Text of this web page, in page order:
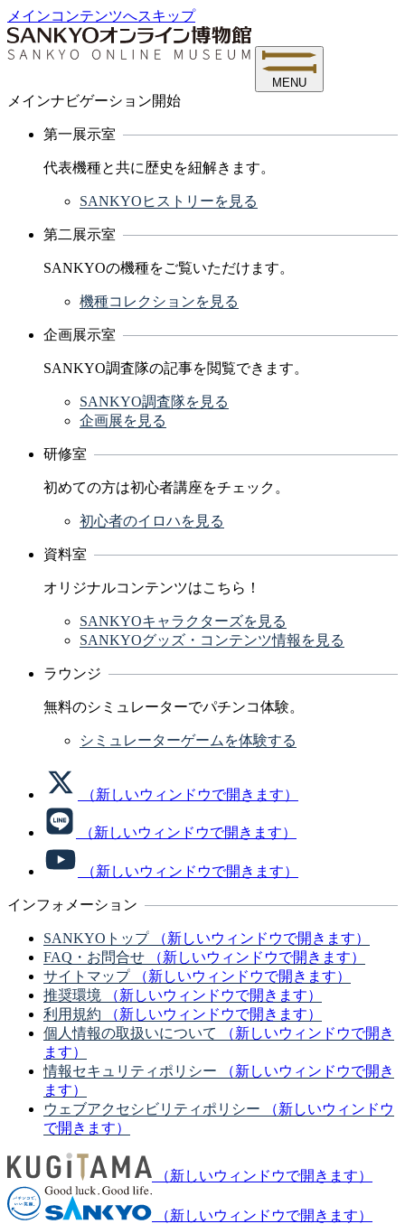
メインコンテンツへスキップ
MENU
メインナビゲーション開始
第一展示室
代表機種と共に歴史を紐解きます。
SANKYOヒストリーを見る
第二展示室
SANKYOの機種をご覧いただけます。
機種コレクションを見る
企画展示室
SANKYO調査隊の記事を閲覧できます。
SANKYO調査隊を見る
企画展を見る
研修室
初めての方は初心者講座をチェック。
初心者のイロハを見る
資料室
オリジナルコンテンツはこちら！
SANKYOキャラクターズを見る
SANKYOグッズ・コンテンツ情報を見る
ラウンジ
無料のシミュレーターでパチンコ体験。
シミュレーターゲームを体験する
（新しいウィンドウで開きます）
（新しいウィンドウで開きます）
（新しいウィンドウで開きます）
インフォメーション
SANKYOトップ
（新しいウィンドウで開きます）
FAQ・お問合せ
（新しいウィンドウで開きます）
サイトマップ
（新しいウィンドウで開きます）
推奨環境
（新しいウィンドウで開きます）
利用規約
（新しいウィンドウで開きます）
個人情報の取扱いについて
（新しいウィンドウで開き
ます）
情報セキュリティポリシー
（新しいウィンドウで開き
ます）
ウェブアクセシビリティポリシー
（新しいウィンドウ
で開きます）
（新しいウィンドウで開きます）
（新しいウィンドウで開きます）